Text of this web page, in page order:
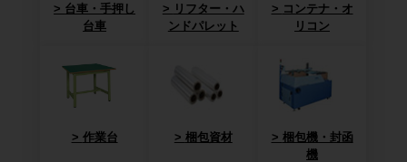
台車・手押し
台車
リフター・ハ
ンドパレット
コンテナ・オ
リコン
作業台 梱包資材
梱包機・封函
機